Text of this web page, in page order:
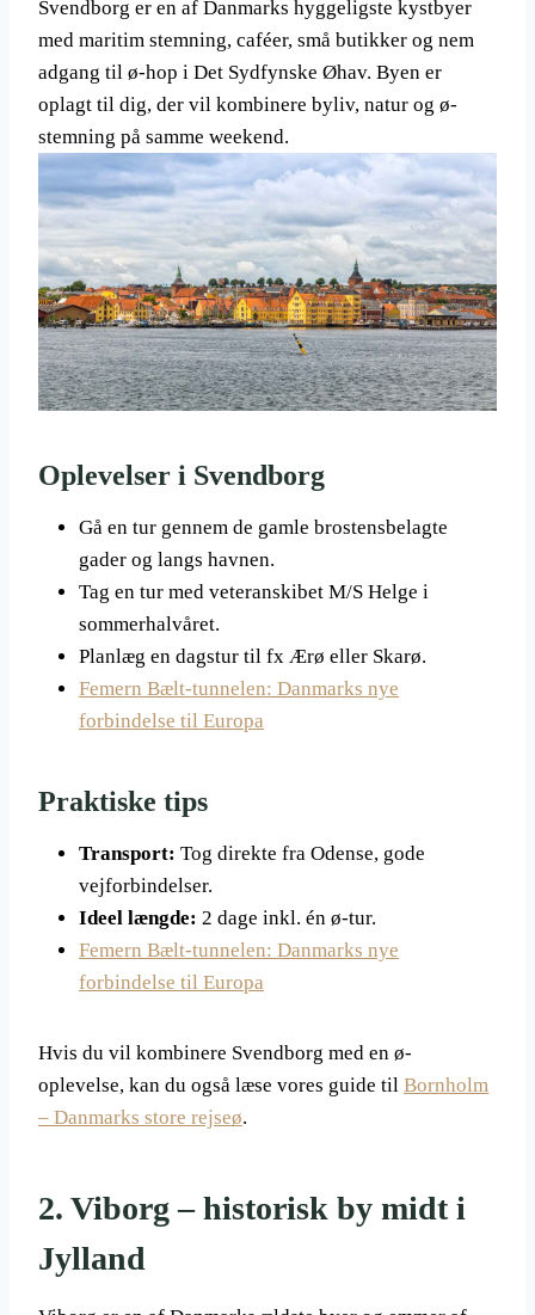
Svendborg er en af Danmarks hyggeligste kystbyer
med maritim stemning, caféer, små butikker og nem
adgang til ø-hop i Det Sydfynske Øhav. Byen er
oplagt til dig, der vil kombinere byliv, natur og ø-
stemning på samme weekend.
Oplevelser i Svendborg
Gå en tur gennem de gamle brostensbelagte
gader og langs havnen.
Tag en tur med veteranskibet M/S Helge i
sommerhalvåret.
Planlæg en dagstur til fx Ærø eller Skarø.
Femern Bælt-tunnelen: Danmarks nye
forbindelse til Europa
Praktiske tips
Transport: Tog direkte fra Odense, gode
vejforbindelser.
Ideel længde: 2 dage inkl. én ø-tur.
Femern Bælt-tunnelen: Danmarks nye
forbindelse til Europa
Hvis du vil kombinere Svendborg med en ø-
oplevelse, kan du også læse vores guide til Bornholm
– Danmarks store rejseø.
2. Viborg – historisk by midt i
Jylland